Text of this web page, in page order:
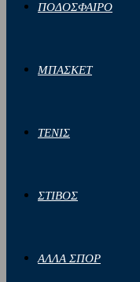
ΠΟΔΟΣΦΑΙΡΟ
ΜΠΑΣΚΕΤ
ΤΕΝΙΣ
ΣΤΙΒΟΣ
ΑΛΛΑ ΣΠΟΡ